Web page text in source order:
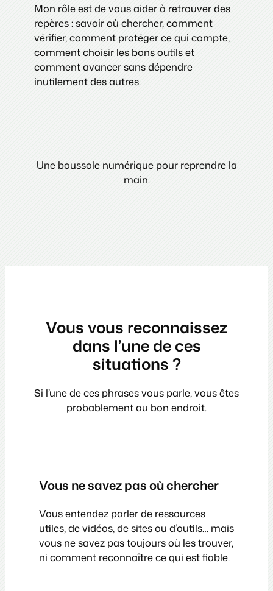
Mon rôle est de vous aider à retrouver des
repères : savoir où chercher, comment
vérifier, comment protéger ce qui compte,
comment choisir les bons outils et
comment avancer sans dépendre
inutilement des autres.
Une boussole numérique pour reprendre la
main.
Vous vous reconnaissez
dans l’une de ces
situations ?
Si l’une de ces phrases vous parle, vous êtes
probablement au bon endroit.
Vous ne savez pas où chercher
Vous entendez parler de ressources
utiles, de vidéos, de sites ou d’outils… mais
vous ne savez pas toujours où les trouver,
ni comment reconnaître ce qui est fiable.